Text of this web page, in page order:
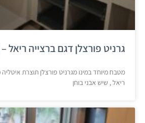
גרניט פורצלן דגם ברצייה ריאל
מטבח מיוחד במינו מגרניט פורצלן תוצרת
ריאל , שיש אבני בוחן